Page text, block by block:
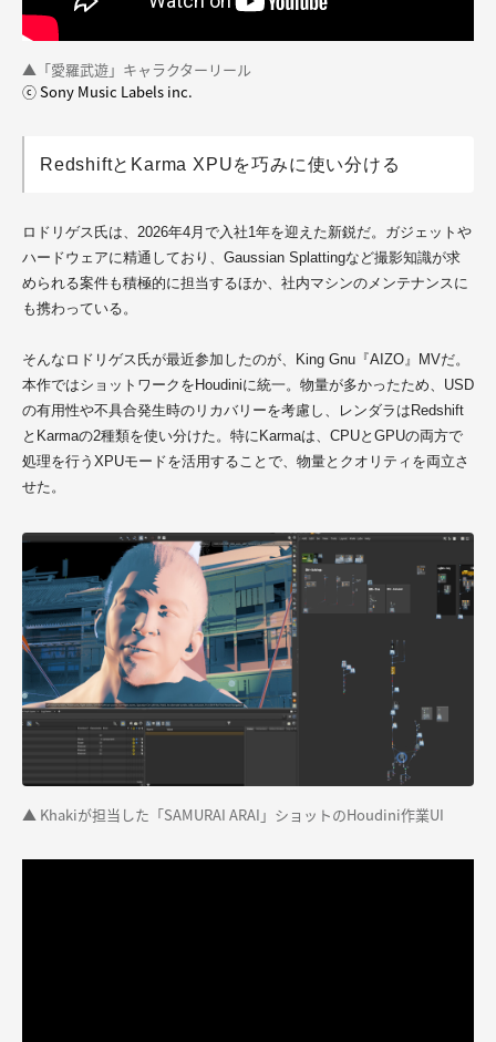
▲「愛羅武遊」キャラクターリール
ⓒ Sony Music Labels inc.
RedshiftとKarma XPUを巧みに使い分ける
ロドリゲス氏は、2026年4月で入社1年を迎えた新鋭だ。ガジェットや
ハードウェアに精通しており、Gaussian Splattingなど撮影知識が求
められる案件も積極的に担当するほか、社内マシンのメンテナンスに
も携わっている。
そんなロドリゲス氏が最近参加したのが、King Gnu『AIZO』MVだ。
本作ではショットワークをHoudiniに統一。物量が多かったため、USD
の有用性や不具合発生時のリカバリーを考慮し、レンダラはRedshift
とKarmaの2種類を使い分けた。特にKarmaは、CPUとGPUの両方で
処理を行うXPUモードを活用することで、物量とクオリティを両立さ
せた。
▲ Khakiが担当した「SAMURAI ARAI」ショットのHoudini作業UI